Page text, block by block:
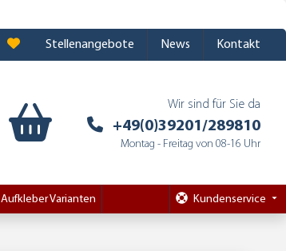
Stellenangebote News Kontakt
Wir sind für Sie da
+49(0)39201/289810
Montag - Freitag von 08-16 Uhr
Aufkleber Varianten Kundenservice